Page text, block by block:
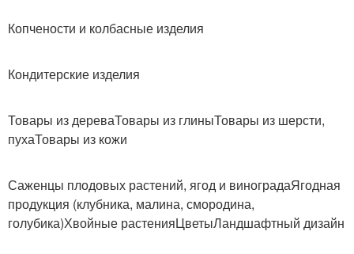
Копчености и колбасные изделия
Кондитерские изделия
Товары из дереваТовары из глиныТовары из шерсти,
пухаТовары из кожи
Саженцы плодовых растений, ягод и виноградаЯгодная
продукция (клубника, малина, смородина,
голубика)Хвойные растенияЦветыЛандшафтный дизайн